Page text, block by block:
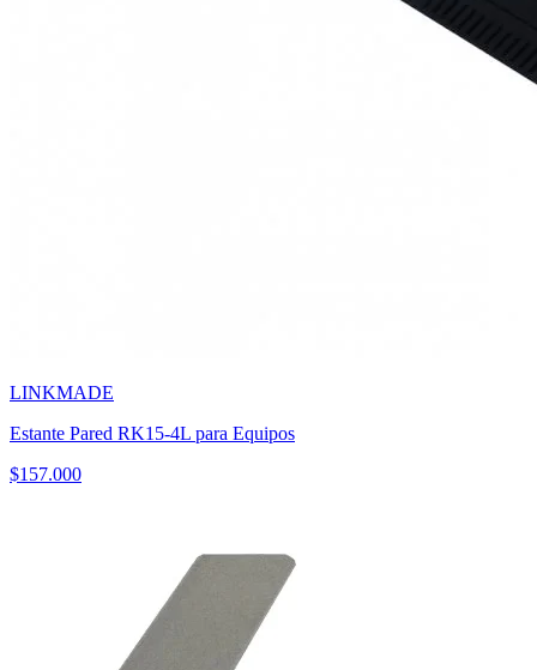
LINKMADE
Estante Pared RK15-4L para Equipos
$157.000